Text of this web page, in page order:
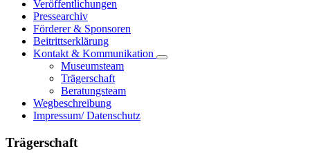
Veröffentlichungen
Pressearchiv
Förderer & Sponsoren
Beitrittserklärung
Kontakt & Kommunikation
Museumsteam
Trägerschaft
Beratungsteam
Wegbeschreibung
Impressum/ Datenschutz
Trägerschaft